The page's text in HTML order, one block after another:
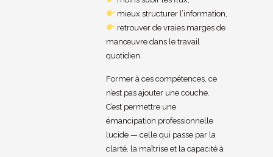
mieux structurer l’information,
retrouver de vraies marges de
manœuvre dans le travail
quotidien.
Former à ces compétences, ce
n’est pas ajouter une couche.
C’est permettre une
émancipation professionnelle
lucide — celle qui passe par la
clarté, la maîtrise et la capacité à